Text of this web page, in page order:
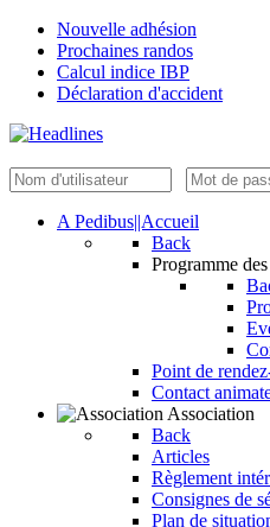
Nouvelle adhésion
Prochaines randos
Calcul indice IBP
Déclaration d'accident
A Pedibus||Accueil
Back
Programme
Point de
Contact
Association
Back
Articles
Règlement
Consignes de
Plan de